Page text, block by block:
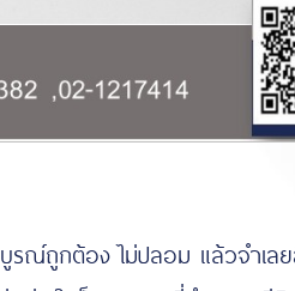
กต้อง ไม่ปลอม แล้วจำเลย